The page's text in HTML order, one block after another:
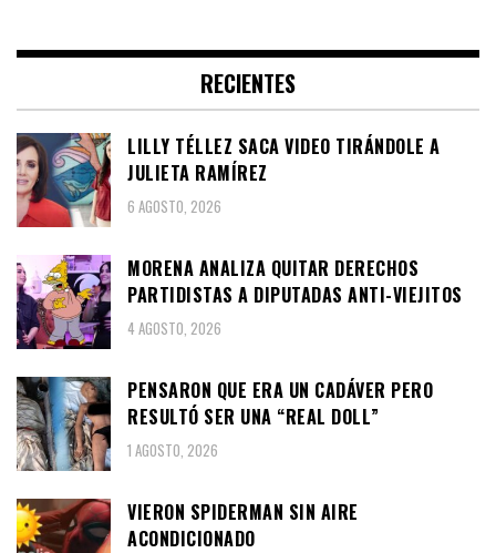
RECIENTES
LILLY TÉLLEZ SACA VIDEO TIRÁNDOLE A
JULIETA RAMÍREZ
6 AGOSTO, 2026
MORENA ANALIZA QUITAR DERECHOS
PARTIDISTAS A DIPUTADAS ANTI-VIEJITOS
4 AGOSTO, 2026
PENSARON QUE ERA UN CADÁVER PERO
RESULTÓ SER UNA “REAL DOLL”
1 AGOSTO, 2026
VIERON SPIDERMAN SIN AIRE
ACONDICIONADO